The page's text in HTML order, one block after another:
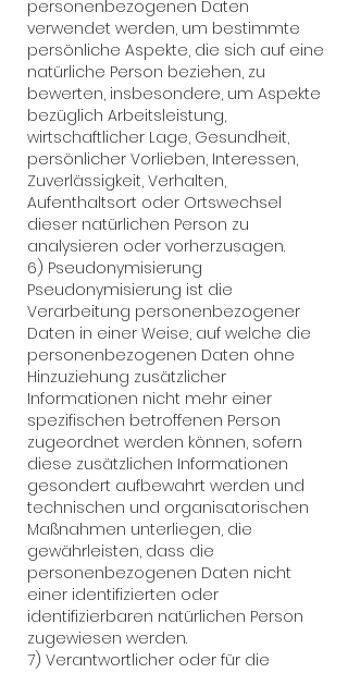
personenbezogenen Daten
verwendet werden, um bestimmte
persönliche Aspekte, die sich auf eine
natürliche Person beziehen, zu
bewerten, insbesondere, um Aspekte
bezüglich Arbeitsleistung,
wirtschaftlicher Lage, Gesundheit,
persönlicher Vorlieben, Interessen,
Zuverlässigkeit, Verhalten,
Aufenthaltsort oder Ortswechsel
dieser natürlichen Person zu
analysieren oder vorherzusagen.
6) Pseudonymisierung
Pseudonymisierung ist die
Verarbeitung personenbezogener
Daten in einer Weise, auf welche die
personenbezogenen Daten ohne
Hinzuziehung zusätzlicher
Informationen nicht mehr einer
spezifischen betroffenen Person
zugeordnet werden können, sofern
diese zusätzlichen Informationen
gesondert aufbewahrt werden und
technischen und organisatorischen
Maßnahmen unterliegen, die
gewährleisten, dass die
personenbezogenen Daten nicht
einer identifizierten oder
identifizierbaren natürlichen Person
zugewiesen werden.
7) Verantwortlicher oder für die